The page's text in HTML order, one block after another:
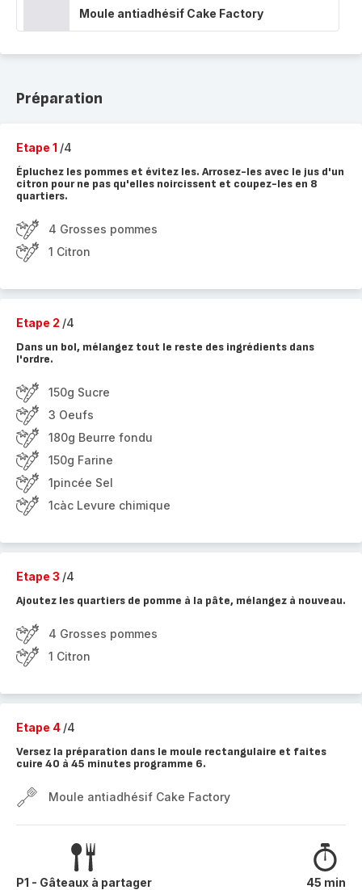
Moule antiadhésif Cake Factory
Préparation
Etape 1 /4
Épluchez les pommes et évitez les. Arrosez-les avec le jus d'un
citron pour ne pas qu'elles noircissent et coupez-les en 8
quartiers.
4 Grosses pommes
1 Citron
Etape 2 /4
Dans un bol, mélangez tout le reste des ingrédients dans
l'ordre.
150g Sucre
3 Oeufs
180g Beurre fondu
150g Farine
1pincée Sel
1càc Levure chimique
Etape 3 /4
Ajoutez les quartiers de pomme à la pâte, mélangez à nouveau.
4 Grosses pommes
1 Citron
Etape 4 /4
Versez la préparation dans le moule rectangulaire et faites
cuire 40 à 45 minutes programme 6.
Moule antiadhésif Cake Factory
P1 - Gâteaux à partager 45 min